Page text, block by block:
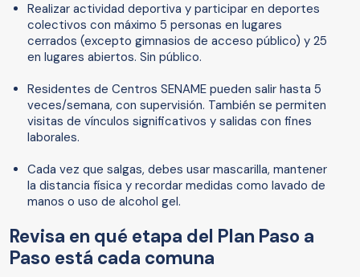
Realizar actividad deportiva y participar en deportes
colectivos con máximo 5 personas en lugares
cerrados (excepto gimnasios de acceso público) y 25
en lugares abiertos. Sin público.
Residentes de Centros SENAME pueden salir hasta 5
veces/semana, con supervisión. También se permiten
visitas de vínculos significativos y salidas con fines
laborales.
Cada vez que salgas, debes usar mascarilla, mantener
la distancia física y recordar medidas como lavado de
manos o uso de alcohol gel.
Revisa en qué etapa del Plan Paso a
Paso está cada comuna